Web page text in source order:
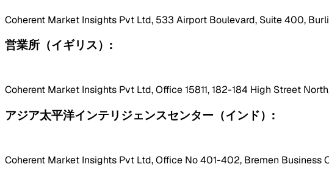
Coherent Market Insights Pvt Ltd, 533 Airport Boulevard, Suite 400,
営業所（イギリス）:
Coherent Market Insights Pvt Ltd, Office 15811, 182-184 High Street
アジア太平洋インテリジェンスセンター（インド）:
Coherent Market Insights Pvt Ltd, Office No 401-402, Bremen Business